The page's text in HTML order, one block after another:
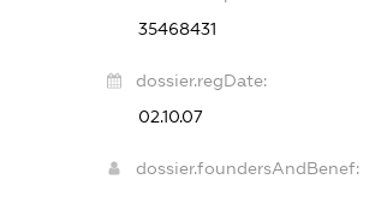
35468431
dossier.regDate:
02.10.07
dossier.foundersAndBenef: